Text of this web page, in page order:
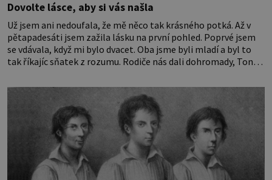
Dovolte lásce, aby si vás našla
Už jsem ani nedoufala, že mě něco tak krásného potká. Až v
pětapadesáti jsem zažila lásku na první pohled. Poprvé jsem
se vdávala, když mi bylo dvacet. Oba jsme byli mladí a byl to
tak říkajíc sňatek z rozumu. Rodiče nás dali dohromady, Toník
nesvědčilo, brzy jsme zjistili, že